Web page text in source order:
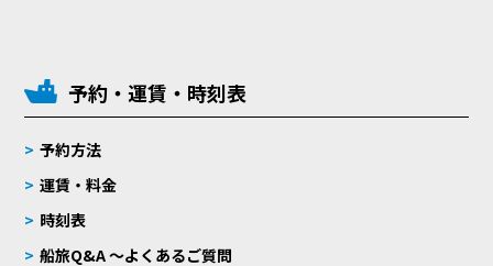
予約・運賃・時刻表
予約方法
運賃・料金
時刻表
船旅Q&A 〜よくあるご質問